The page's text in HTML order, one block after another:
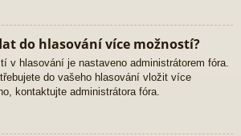
do hlasování více možností?
v hlasování je nastaveno administrátorem fóra.
do vašeho hlasování vložit více
kontaktujte administrátora fóra.